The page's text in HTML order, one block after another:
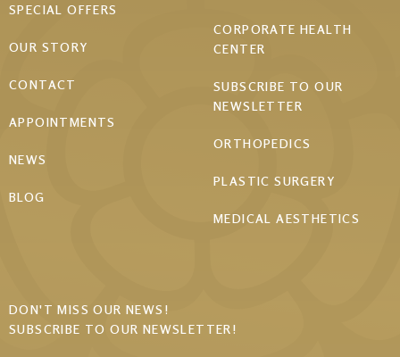
SPECIAL OFFERS
OUR STORY
CONTACT
APPOINTMENTS
NEWS
BLOG
CORPORATE HEALTH
CENTER
SUBSCRIBE TO OUR
NEWSLETTER
ORTHOPEDICS
PLASTIC SURGERY
MEDICAL AESTHETICS
DON'T MISS OUR NEWS!
SUBSCRIBE TO OUR NEWSLETTER!